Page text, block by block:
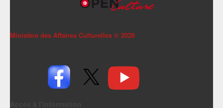
Ministère des Affaires Culturelles © 2026